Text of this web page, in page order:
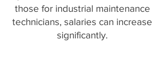
those for industrial maintenance
technicians, salaries can increase
significantly.